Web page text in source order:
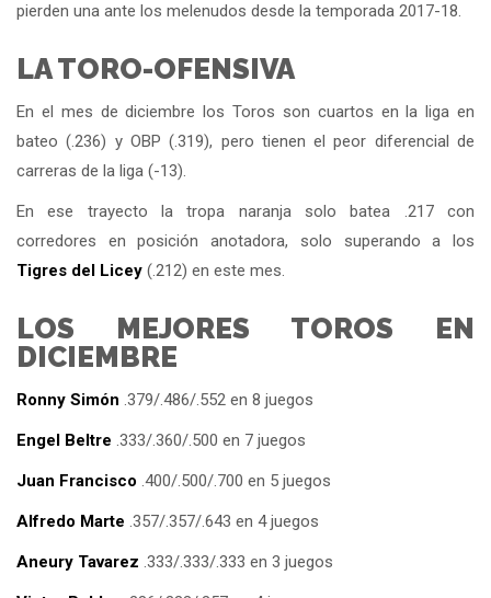
pierden una ante los melenudos desde la temporada 2017-18.
LA TORO-OFENSIVA
En el mes de diciembre los Toros son cuartos en la liga en
bateo (.236) y OBP (.319), pero tienen el peor diferencial de
carreras de la liga (-13).
En ese trayecto la tropa naranja solo batea .217 con
corredores en posición anotadora, solo superando a los
Tigres del Licey (.212) en este mes.
LOS MEJORES TOROS EN
DICIEMBRE
Ronny Simón .379/.486/.552 en 8 juegos
Engel Beltre .333/.360/.500 en 7 juegos
Juan Francisco .400/.500/.700 en 5 juegos
Alfredo Marte .357/.357/.643 en 4 juegos
Aneury Tavarez .333/.333/.333 en 3 juegos